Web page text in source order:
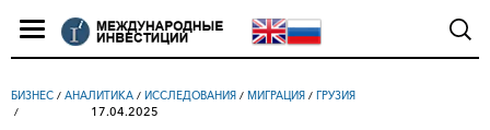
БИЗНЕС / АНАЛИТИКА / ИССЛЕДОВАНИЯ / МИГРАЦИЯ / ГРУЗИЯ
17.04.2025